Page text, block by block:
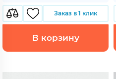
Заказ в 1 клик
В корзину